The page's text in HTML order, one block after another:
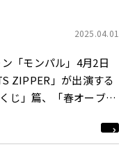
2025.04.01
「モンパル」4月2日
ZIPPER」が出演する
じ」篇、「春オーブ」